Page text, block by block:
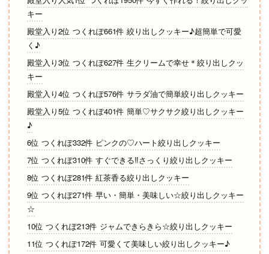
キー
殿堂入り2位 つくれぽ661件 絞り出しクッキー♪超簡単で可愛
く♪
殿堂入り3位 つくれぽ627件 生クリームで幸せ＊絞り出しクッ
キー
殿堂入り4位 つくれぽ576件 サラダ油で簡単絞り出しクッキー
殿堂入り5位 つくれぽ401件 簡単♡サクサク絞り出しクッキー
♪
6位 つくれぽ332件 ピンクの♡ハート絞り出しクッキー
7位 つくれぽ310件 すぐできる‼さっくり絞り出しクッキー
8位 つくれぽ281件 紅茶香る絞り出しクッキー
9位 つくれぽ271件 早い・簡単・美味しい☆絞り出しクッキー
☆
10位 つくれぽ213件 ジャムできらきら☆絞り出しクッキー
11位 つくれぽ172件 可愛くて美味しい絞り出しクッキー♪